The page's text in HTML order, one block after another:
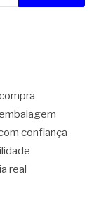
confiança
real